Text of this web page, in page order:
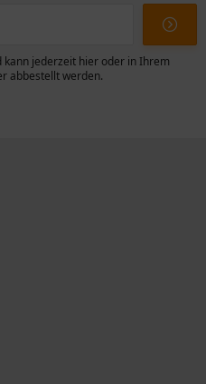
jederzeit hier oder in Ihrem
abbestellt werden.